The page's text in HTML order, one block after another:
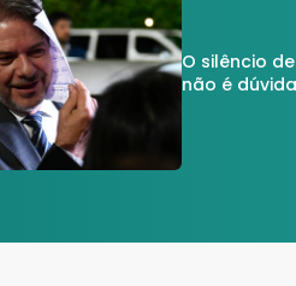
O silêncio
não é